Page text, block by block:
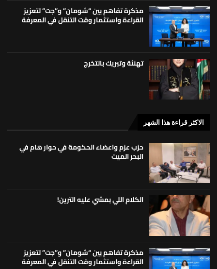
مذكرة تفاهم بين “شومان” و”جت” لتعزيز
القراءة واستثمار وقت التنقل في المعرفة
تهنئة وتبريك بالتخرج
الاكثر قراءة هذا الشهر
حزب عزم واعضاء الحكومة في حوار هام في
البحر الميت
الكلام اللي بمشي عليه الترين!
مذكرة تفاهم بين “شومان” و”جت” لتعزيز
القراءة واستثمار وقت التنقل في المعرفة